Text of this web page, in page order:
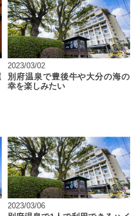
2023/03/02
別府温泉で豊後牛や大分の海の
幸を楽しみたい
2023/03/06